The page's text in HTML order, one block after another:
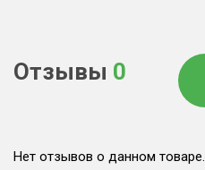
Отзывы 0
Нет отзывов о данном товаре.